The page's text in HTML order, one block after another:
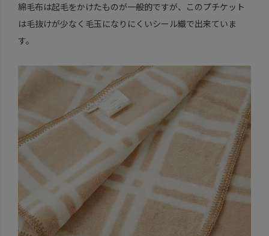
綿毛布は起毛をかけたものが一般的ですが、このプチケット
は毛抜けが少なく毛玉になりにくいシール織で出来ていま
す。